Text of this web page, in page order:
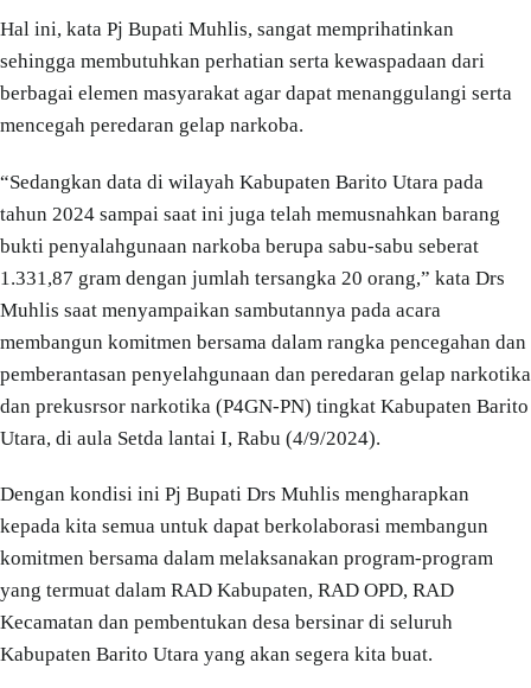
Hal ini, kata Pj Bupati Muhlis, sangat memprihatinkan
sehingga membutuhkan perhatian serta kewaspadaan dari
berbagai elemen masyarakat agar dapat menanggulangi serta
mencegah peredaran gelap narkoba.
“Sedangkan data di wilayah Kabupaten Barito Utara pada
tahun 2024 sampai saat ini juga telah memusnahkan barang
bukti penyalahgunaan narkoba berupa sabu-sabu seberat
1.331,87 gram dengan jumlah tersangka 20 orang,” kata Drs
Muhlis saat menyampaikan sambutannya pada acara
membangun komitmen bersama dalam rangka pencegahan dan
pemberantasan penyelahgunaan dan peredaran gelap narkotika
dan prekusrsor narkotika (P4GN-PN) tingkat Kabupaten Barito
Utara, di aula Setda lantai I, Rabu (4/9/2024).
Dengan kondisi ini Pj Bupati Drs Muhlis mengharapkan
kepada kita semua untuk dapat berkolaborasi membangun
komitmen bersama dalam melaksanakan program-program
yang termuat dalam RAD Kabupaten, RAD OPD, RAD
Kecamatan dan pembentukan desa bersinar di seluruh
Kabupaten Barito Utara yang akan segera kita buat.